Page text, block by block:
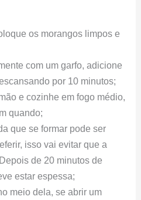
os morangos limpos e
com um garfo, adicione
por 10 minutos;
e cozinhe em fogo médio,
quando;
que se formar pode ser
isso vai evitar que a
de 20 minutos de
estar espessa;
meio dela, se abrir um